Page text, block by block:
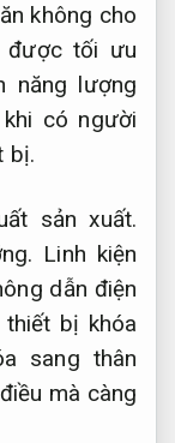
không cho
được tối ưu
năng lượng
có người
bị.
sản xuất.
Linh kiện
dẫn điện
bị khóa
sang thân
mà càng